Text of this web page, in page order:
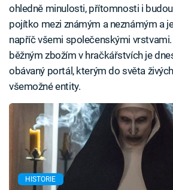
ohledně minulosti, přítomnosti i
pojítko mezi známým a neznámým a
napříč všemi společenskými
běžným zbožím v hračkářstvích je
obávaný portál, kterým do světa
všemožné entity.
HISTORIE